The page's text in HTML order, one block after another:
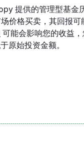
提供的管理型基金
价格买卖，其回报可
可能会影响您的收益
原始投资金额。